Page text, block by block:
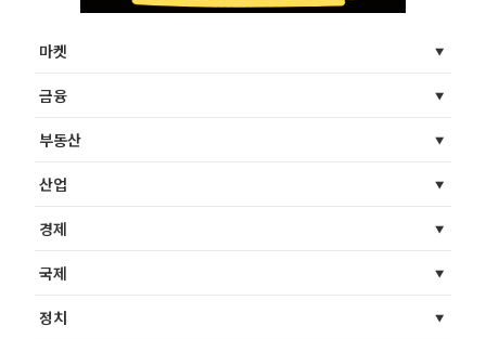
마켓
금융
부동산
산업
경제
국제
정치